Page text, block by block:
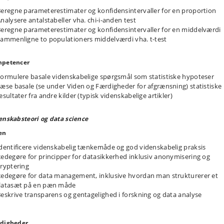
kommer ud og besøger forskellige former for dyrehold. Der vil blive
data fra de forskellige dyrehold og lavet øvelser inden for statistik og
metode i relation hertil, så også det videnskabsteoretiske og
kommer i front relateret til ekskursionen. Samtidig lægges der vægt
på tværs af forskellige holdninger til brug af dyr, og der gives
vil fremstå som et helstøbt fag med god integration af de forskellige
elementer. Der er aftalt følgende fordeling af de tidsmæssige
1 ECTS, Etik (inklusive ekskursion og undervisning i mundtlig og
science 2 ECTS, og Studiepraksis 0 ECTS (er integreret i de øvrige).
parameterestimater og konfidensintervaller for en proportion
antalstabeller vha. chi-i-anden test
parameterestimater og konfidensintervaller for en middelværdi
to populationers middelværdi vha. t-test
basale videnskabelige spørgsmål som statistiske hypoteser
basale (se under Viden og Færdigheder for afgrænsning) statistiske
fra andre kilder (typisk videnskabelige artikler)
og data science
videnskabelig tænkemåde og god videnskabelig praksis
for principper for datasikkerhed inklusiv anonymisering og
for data management, inklusive hvordan man strukturerer et
på en pæn måde
transparens og gentagelighed i forskning og data analyse